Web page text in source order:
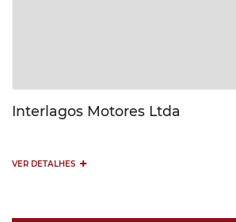
Interlagos Motores Ltda
VER DETALHES +